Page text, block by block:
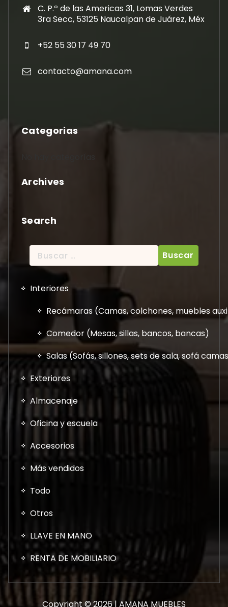
C. P.º de las Americas 31, Lomas Verdes
3ra Secc, 53125 Naucalpan de Juárez, Méx
+52 55 30 17 49 70
contacto@amana.com
Categorias
Archives
Search
Buscar:
Interiores
Recámaras (Camas, colchones, muebles
Comedor (Mesas, sillas, bancos, bancas)
Salas (Sofás, sillones, sets de sala, sofá
Exteriores
Almacenaje
Oficina y escuela
Accesorios
Más vendidos
Todo
Otros
LLAVE EN MANO
RENTA DE MOBILIARIO
Copyright © 2026 | AMANA MUEBLES